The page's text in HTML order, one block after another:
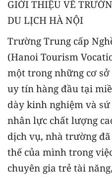
GIỚI THIỆU VỀ
DU LỊCH HÀ NỘI
Trường Trung cấp
(Hanoi Tourism
một trong những cơ
uy tín hàng đầu tại
dày kinh nghiệm và
nhân lực chất lượng
dịch vụ, nhà trường
thế của mình trong
chuyên gia trẻ tài